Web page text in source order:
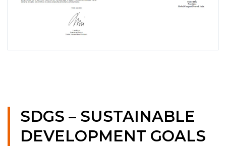
SDGS – SUSTAINABLE
DEVELOPMENT GOALS